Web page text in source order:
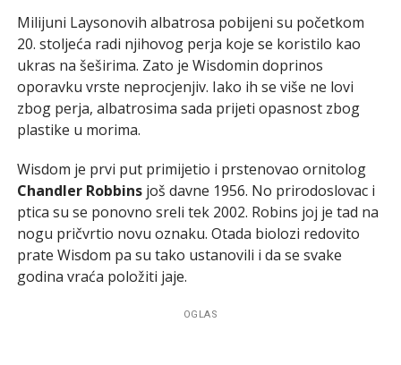
Milijuni Laysonovih albatrosa pobijeni su početkom
20. stoljeća radi njihovog perja koje se koristilo kao
ukras na šeširima. Zato je Wisdomin doprinos
oporavku vrste neprocjenjiv. Iako ih se više ne lovi
zbog perja, albatrosima sada prijeti opasnost zbog
plastike u morima.
Wisdom je prvi put primijetio i prstenovao ornitolog
Chandler Robbinsjoš davne 1956. No prirodoslovac i
ptica su se ponovno sreli tek 2002. Robins joj je tad na
nogu pričvrtio novu oznaku. Otada biolozi redovito
prate Wisdom pa su tako ustanovili i da se svake
godina vraća položiti jaje.
OGLAS